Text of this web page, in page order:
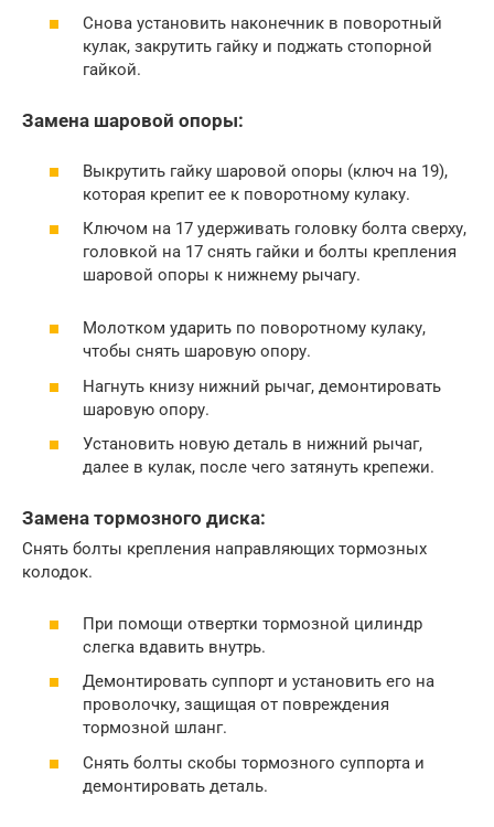
Снова установить наконечник в поворотный
кулак, закрутить гайку и поджать стопорной
гайкой.
Замена шаровой опоры:
Выкрутить гайку шаровой опоры (ключ на 19),
которая крепит ее к поворотному кулаку.
Ключом на 17 удерживать головку болта сверху,
головкой на 17 снять гайки и болты крепления
шаровой опоры к нижнему рычагу.
Молотком ударить по поворотному кулаку,
чтобы снять шаровую опору.
Нагнуть книзу нижний рычаг, демонтировать
шаровую опору.
Установить новую деталь в нижний рычаг,
далее в кулак, после чего затянуть крепежи.
Замена тормозного диска:
Снять болты крепления направляющих тормозных
колодок.
При помощи отвертки тормозной цилиндр
слегка вдавить внутрь.
Демонтировать суппорт и установить его на
проволочку, защищая от повреждения
тормозной шланг.
Снять болты скобы тормозного суппорта и
демонтировать деталь.